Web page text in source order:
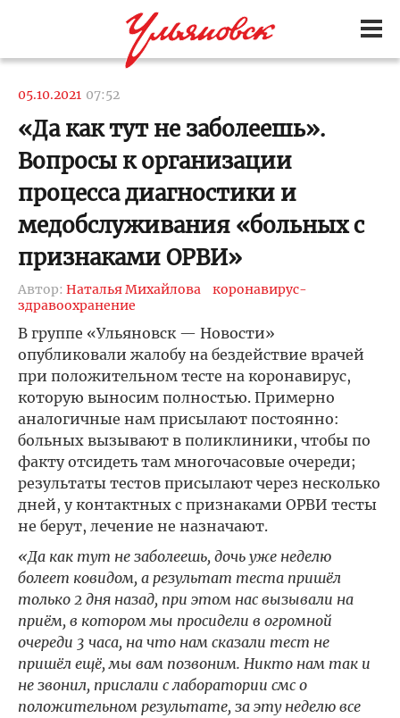
05.10.2021 07:52
«Да как тут не заболеешь».
Вопросы к организации
процесса диагностики и
медобслуживания «больных с
признаками ОРВИ»
Автор: Наталья Михайлова
коронавирус-
здравоохранение
В группе «Ульяновск — Новости»
опубликовали жалобу на бездействие врачей
при положительном тесте на коронавирус,
которую выносим полностью. Примерно
аналогичные нам присылают постоянно:
больных вызывают в поликлиники, чтобы по
факту отсидеть там многочасовые очереди;
результаты тестов присылают через несколько
дней, у контактных с признаками ОРВИ тесты
не берут, лечение не назначают.
«Да как тут не заболеешь, дочь уже неделю
болеет ковидом, а результат теста пришёл
только 2 дня назад, при этом нас вызывали на
приём, в котором мы просидели в огромной
очереди 3 часа, на что нам сказали тест не
пришёл ещё, мы вам позвоним. Никто нам так и
не звонил, прислали с лаборатории смс о
положительном результате, за эту неделю все